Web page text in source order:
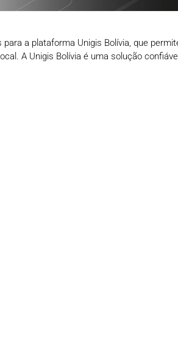
a plataforma Unigis Bolívia, que
A Unigis Bolívia é uma solução